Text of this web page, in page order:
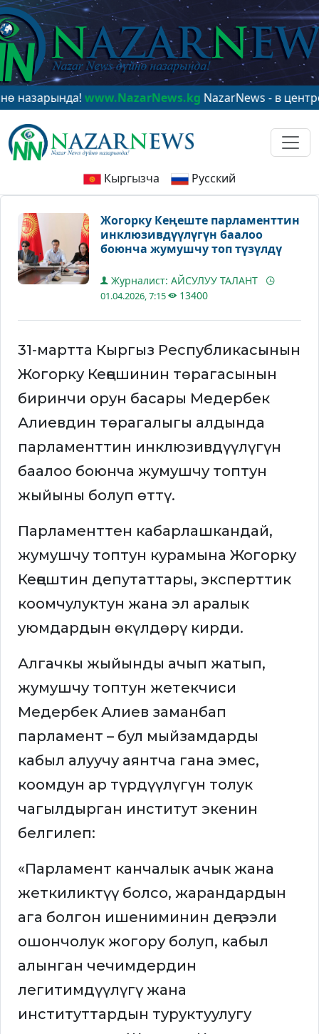
www.NazarNews.kgNazarNews - в центре
Кыргызча Русский
Жогорку Кеңеште парламенттин
инклюзивдүүлүгүн баалоо
боюнча жумушчу топ түзүлдү
Журналист: АЙСУЛУУ ТАЛАНТ
01.04.2026, 7:15 13400
31-мартта Кыргыз Республикасынын
Жогорку Кеңешинин төрагасынын
биринчи орун басары Медербек
Алиевдин төрагалыгы алдында
парламенттин инклюзивдүүлүгүн
баалоо боюнча жумушчу топтун
жыйыны болуп өттү.
Парламенттен кабарлашкандай,
жумушчу топтун курамына Жогорку
Кеңештин депутаттары, эксперттик
коомчулуктун жана эл аралык
уюмдардын өкүлдөрү кирди.
Алгачкы жыйынды ачып жатып,
жумушчу топтун жетекчиси
Медербек Алиев заманбап
парламент – бул мыйзамдарды
кабыл алуучу аянтча гана эмес,
коомдун ар түрдүүлүгүн толук
чагылдырган институт экенин
белгилеп:
«Парламент канчалык ачык жана
жеткиликтүү болсо, жарандардын
ага болгон ишениминин деңгээли
ошончолук жогору болуп, кабыл
алынган чечимдердин
легитимдүүлүгү жана
институттардын туруктуулугу